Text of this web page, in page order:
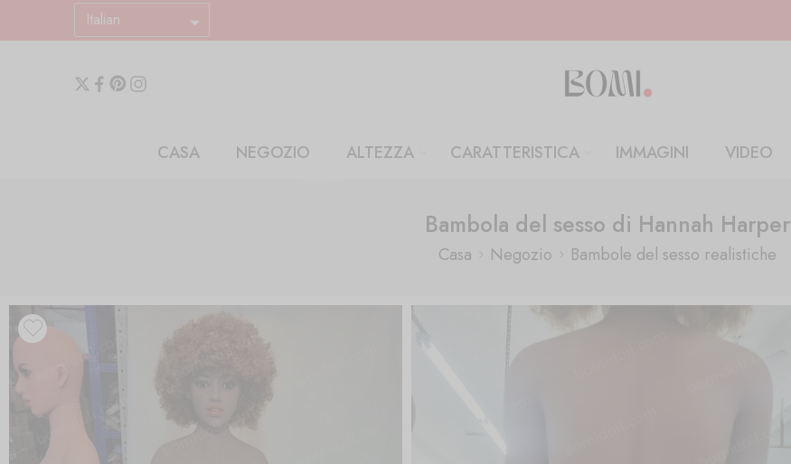
Italian
CASA NEGOZIO ALTEZZA CARATTERISTICA IMMAGINI VIDEO
Bambola del sesso di Hannah Harper
Casa Negozio Bambole del sesso realistiche